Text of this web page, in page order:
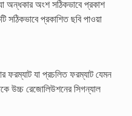
অন্ধকার অংশ সঠিকভাবে প্রকাশ
প্রকাশিত ছবি পাওয়া
ফরম্যাট যা প্রচলিত ফরম্যাট যেমন
রেজোলিউশনের সিগন্যাল